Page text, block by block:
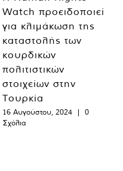
Watch προειδοποιεί
για κλιμάκωση της
καταστολής των
κουρδικών
πολιτιστικών
στοιχείων στην
Τουρκία
16 Αυγούστου, 2024 |
0
Σχόλια